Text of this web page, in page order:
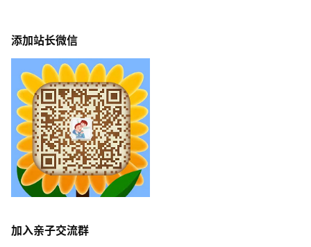
添加站长微信
加入亲子交流群